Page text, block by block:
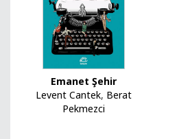
Emanet Şehir
Levent Cantek, Berat
Pekmezci